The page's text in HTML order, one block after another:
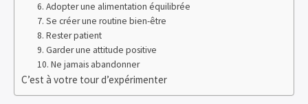
6. Adopter une alimentation équilibrée
7. Se créer une routine bien-être
8. Rester patient
9. Garder une attitude positive
10. Ne jamais abandonner
C’est à votre tour d’expérimenter